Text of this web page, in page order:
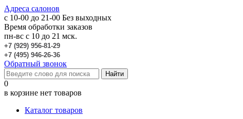
Адреса салонов
c 10-00 до 21-00 Без выходных
Время обработки заказов
пн-вс с 10 до 21 мск.
+7 (929) 956-81-29
+7 (495) 946-26-36
Обратный звонок
0
в корзине нет товаров
Каталог товаров